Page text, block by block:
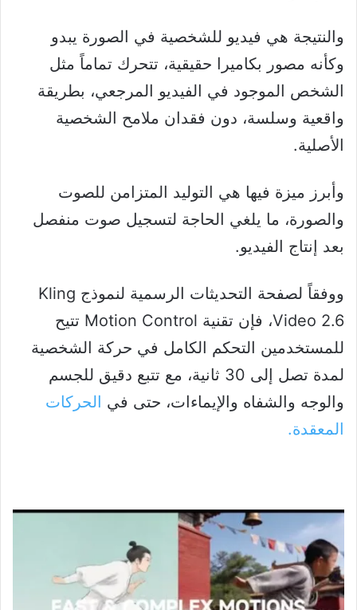
والنتيجة هي فيديو للشخصية في الصورة يبدو
وكأنه مصور بكاميرا حقيقية، تتحرك تماماً مثل
الشخص الموجود في الفيديو المرجعي، بطريقة
واقعية وسلسة، دون فقدان ملامح الشخصية
الأصلية.
وأبرز ميزة فيها هي التوليد المتزامن للصوت
والصورة، ما يلغي الحاجة لتسجيل صوت منفصل
بعد إنتاج الفيديو.
ووفقاً لصفحة التحديثات الرسمية لنموذج Kling
Video 2.6، فإن تقنية Motion Control تتيح
للمستخدمين التحكم الكامل في حركة الشخصية
لمدة تصل إلى 30 ثانية، مع تتبع دقيق للجسم
والوجه والشفاه والإيماءات، حتى في الحركات
المعقدة.